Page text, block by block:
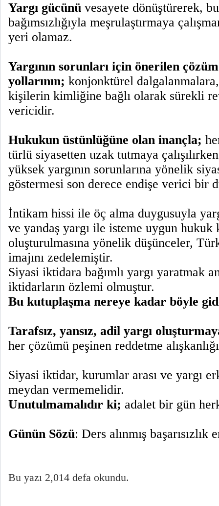
Yargı gücünü vesayete dönüştürerek,
bağımsızlığıyla meşrulaştırmaya
yeri olamaz.
Yargının sorunları için önerilen çözüm
yollarının; konjonktürel
kişilerin kimliğine bağlı olarak sürekli
vericidir.
Hukukun üstünlüğüne olan inançla;
türlü siyasetten uzak tutmaya
yüksek yargının sorunlarına yönelik
göstermesi son derece endişe verici bir
İntikam hissi ile öç alma duygusuyla
ve yandaş yargı ile isteme uygun hukuk
oluşturulmasına yönelik düşünceler,
imajını zedelemiştir.
Siyasi iktidara bağımlı yargı yaratmak
iktidarların özlemi olmuştur.
Bu kutuplaşma nereye kadar böyle
Tarafsız, yansız, adil yargı
her çözümü peşinen reddetme
Siyasi iktidar, kurumlar arası ve yargı
meydan vermemelidir.
Unutulmamalıdır ki; adalet bir gün
Günün Sözü: Ders alınmış başarısızlık
Bu yazı 2,014 defa okundu.